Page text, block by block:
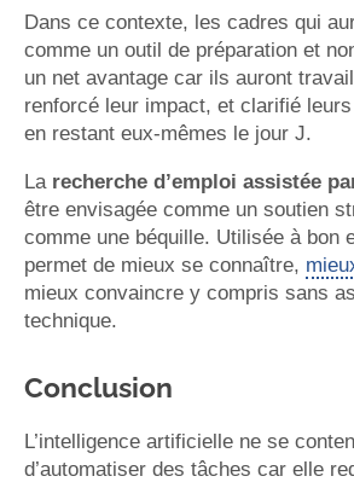
Dans ce contexte, les cadres qui
comme un outil de préparation et
un net avantage car ils auront
renforcé leur impact, et clarifié
en restant eux-mêmes le jour J.
La recherche d’emploi assistée
être envisagée comme un soutien
comme une béquille. Utilisée à bon
permet de mieux se connaître,
mieux convaincre y compris sans
technique.
Conclusion
L’intelligence artificielle ne se
d’automatiser des tâches car elle